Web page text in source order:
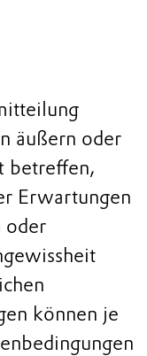
äußern oder
betreffen,
Erwartungen
oder
können je